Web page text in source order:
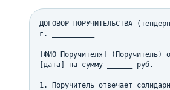
ДОГОВОР ПОРУЧИТЕЛЬСТВА
г. __________
[ФИО Поручителя] (Поручитель)
[дата] на сумму ______ руб.
1. Поручитель отвечает